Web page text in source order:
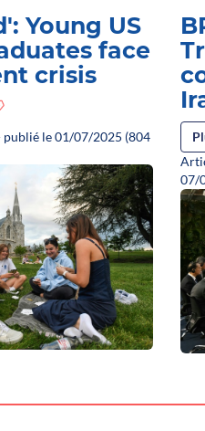
Young US
face
crisis
le 01/07/2025 (804
07/